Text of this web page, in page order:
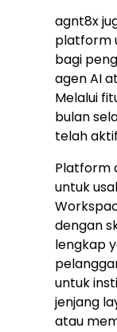
agnt8x
platform
bagi
agen AI
Melalui
bulan
telah
Platform
untuk
dengan
lengkap
untuk
jenjang
atau